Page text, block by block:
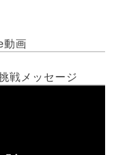
動画
戦メッセージ